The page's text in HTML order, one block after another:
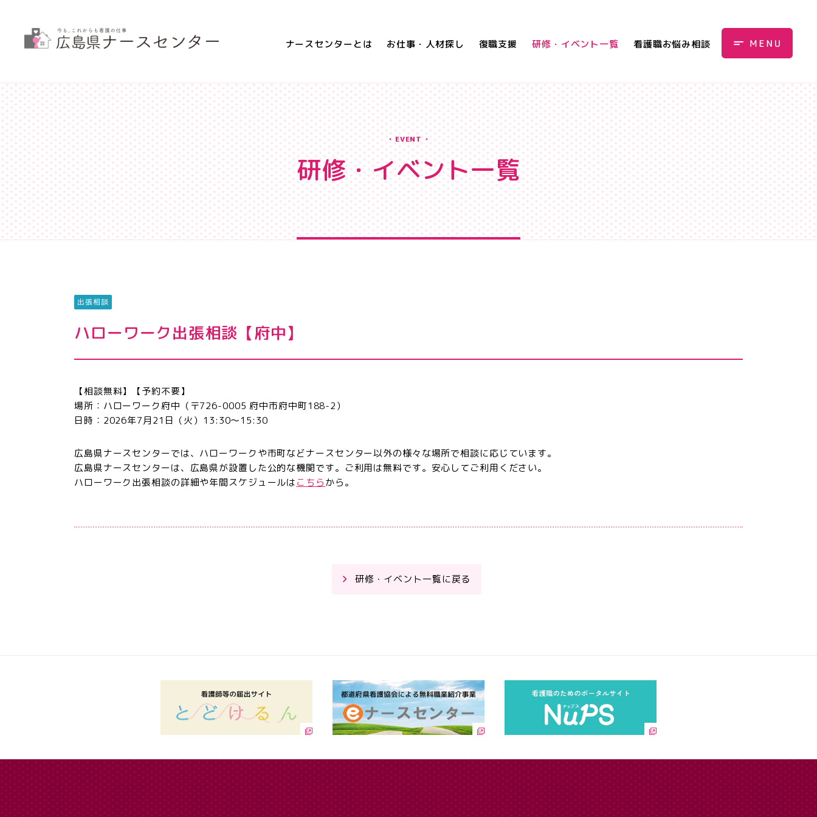
ナースセンターとは お仕事・人材探し 復職支援 研修・イベント一覧 看護職お悩み相談
EVENT
研修・イベント一覧
出張相談
ハローワーク出張相談【府中】
【相談無料】【予約不要】
場所：ハローワーク府中（〒726-0005 府中市府中町188-2）
日時：2026年7月21日（火）13:30～15:30
広島県ナースセンターでは、ハローワークや市町などナースセンター以外の様々な場所で相談に応じています。
広島県ナースセンターは、広島県が設置した公的な機関です。ご利用は無料です。安心してご利用ください。
ハローワーク出張相談の詳細や年間スケジュールはこちらから。
研修・イベント一覧に戻る